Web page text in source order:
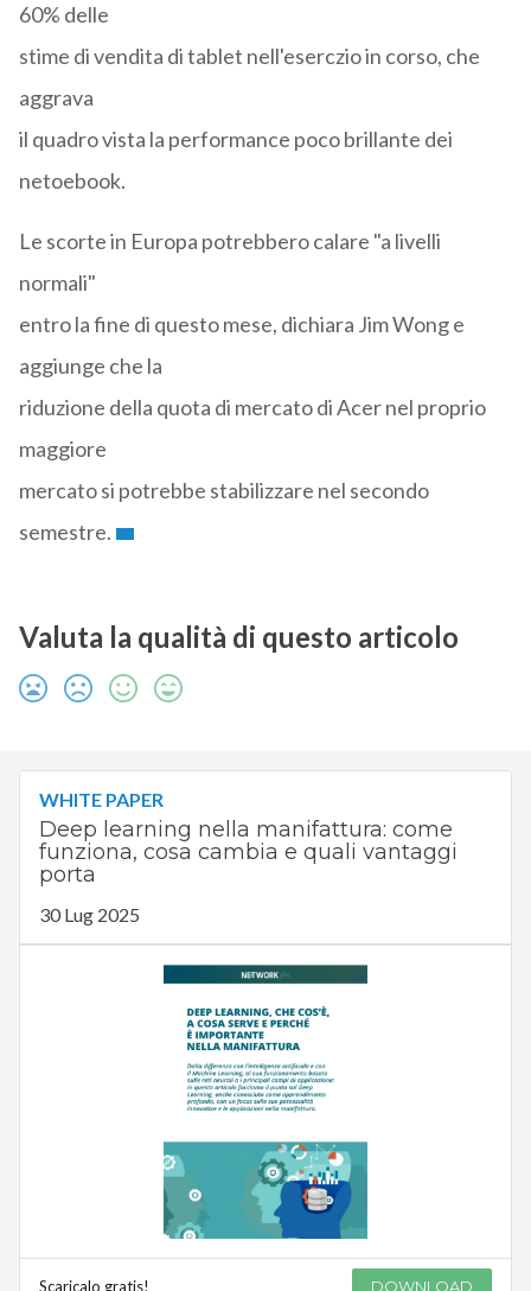
60% delle
stime di vendita di tablet nell'eserczio in corso, che
aggrava
il quadro vista la performance poco brillante dei
netoebook.
Le scorte in Europa potrebbero calare "a livelli
normali"
entro la fine di questo mese, dichiara Jim Wong e
aggiunge che la
riduzione della quota di mercato di Acer nel proprio
maggiore
mercato si potrebbe stabilizzare nel secondo
semestre.
Valuta la qualità di questo articolo
WHITE PAPER
Deep learning nella manifattura: come
funziona, cosa cambia e quali vantaggi
porta
30 Lug 2025
Scaricalo gratis! DOWNLOAD